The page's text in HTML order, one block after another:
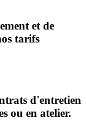
et de
tarifs
d'entretien
ou en atelier.